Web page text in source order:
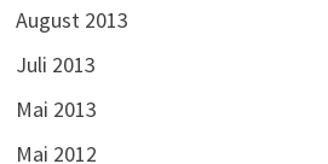
August 2013
Juli 2013
Mai 2013
Mai 2012